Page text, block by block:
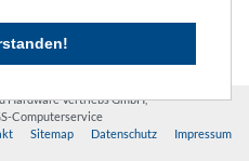
Hardware Vertriebs GmbH,
Computerservice
Sitemap Datenschutz Impressum